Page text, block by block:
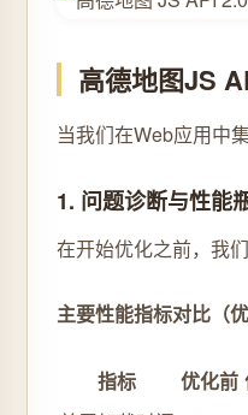
高德地图JS
当我们在Web应用中
1. 问题诊断与性能
在开始优化之前，我
主要性能指标对比（优
指标 优化前